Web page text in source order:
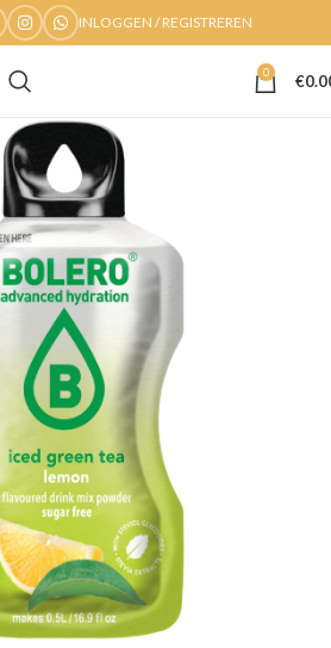
INLOGGEN / REGISTREREN
0 €